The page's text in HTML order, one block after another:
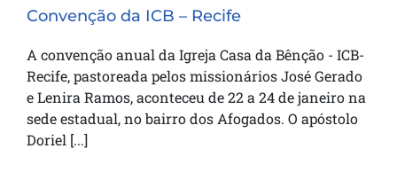
Convenção da ICB – Recife
A convenção anual da Igreja Casa da Bênção - ICB-
Recife, pastoreada pelos missionários José Gerado
e Lenira Ramos, aconteceu de 22 a 24 de janeiro na
sede estadual, no bairro dos Afogados. O apóstolo
Doriel [...]